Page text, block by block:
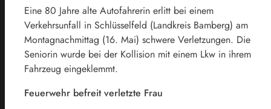
Eine 80 Jahre alte Autofahrerin erlitt bei einem
Verkehrsunfall in Schlüsselfeld (Landkreis Bamberg) am
Montagnachmittag (16. Mai) schwere Verletzungen. Die
Seniorin wurde bei der Kollision mit einem Lkw in ihrem
Fahrzeug eingeklemmt.
Feuerwehr befreit verletzte Frau